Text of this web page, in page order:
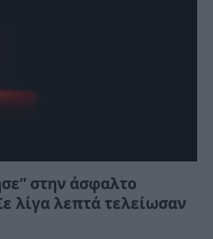
στην άσφαλτο
λίγα λεπτά τελείωσαν